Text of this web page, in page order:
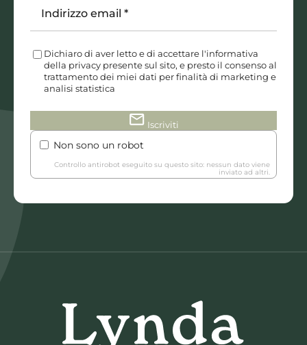
Indirizzo email *
Dichiaro di aver letto e di accettare l'informativa
della privacy presente sul sito, e presto il consenso al
trattamento dei miei dati per finalità di marketing e
analisi statistica
mail Iscriviti
Non sono un robot
Controllo antirobot eseguito su questo sito: nessun dato viene
inviato ad altri.